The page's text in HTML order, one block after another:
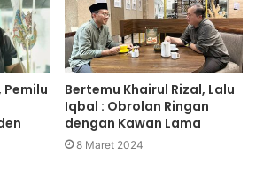
Bertemu Khairul Rizal, Lalu
Iqbal : Obrolan Ringan
dengan Kawan Lama
8 Maret 2024